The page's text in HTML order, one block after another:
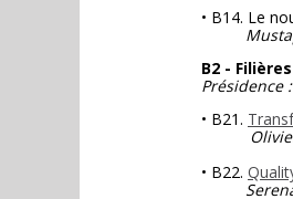
• B14. Le
B2 - Filières
Présidence
• B21.
• B22.
Serena